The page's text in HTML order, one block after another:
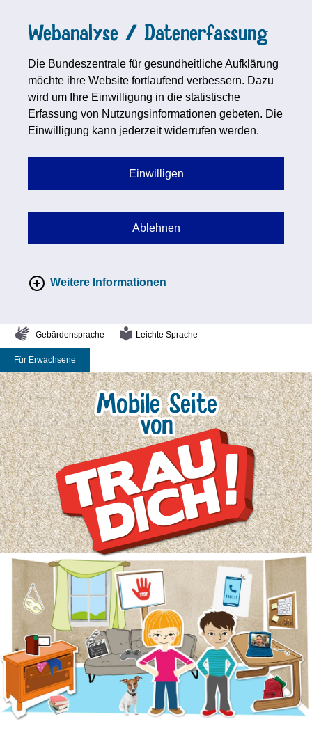
Webanalyse / Datenerfassung
Die Bundeszentrale für gesundheitliche Aufklärung
möchte ihre Website fortlaufend verbessern. Dazu
wird um Ihre Einwilligung in die statistische
Erfassung von Nutzungsinformationen gebeten. Die
Einwilligung kann jederzeit widerrufen werden.
Einwilligen
Ablehnen
Weitere Informationen
Gebärdensprache Leichte Sprache
Für Erwachsene